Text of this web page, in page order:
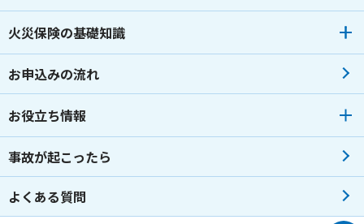
2023年02月
火災保険の基礎知識
お申込みの流れ
お役立ち情報
事故が起こったら
よくある質問